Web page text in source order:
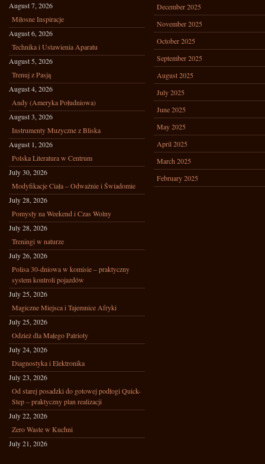
August 7, 2026
Miłosne Inspiracje
August 6, 2026
Technika i Ustawienia Aparatu
August 5, 2026
Trenuj z Pasją
August 4, 2026
Andy (Ameryka Południowa)
August 3, 2026
Instrumenty Muzyczne z Bliska
August 1, 2026
Polska Literatura w Centrum
July 30, 2026
Modyfikacje Ciała – Odważnie i Świadomie
July 28, 2026
Pomysły na Weekend i Czas Wolny
July 28, 2026
Treningi w naturze
July 26, 2026
Polisa 30-dniowa w komisie – praktyczny
system kontroli pojazdów
July 25, 2026
Magiczne Miejsca i Tajemnice Afryki
July 25, 2026
Odzież dla Małego Patrioty
July 24, 2026
Diagnostyka i Elektronika
July 23, 2026
Od starej posadzki do gotowej podłogi Quick-
Step – praktyczny plan realizacji
July 22, 2026
Zero Waste w Kuchni
July 21, 2026
December 2025
November 2025
October 2025
September 2025
August 2025
July 2025
June 2025
May 2025
April 2025
March 2025
February 2025